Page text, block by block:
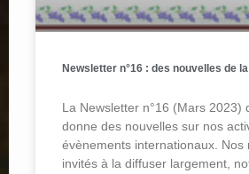
Newsletter n°16 : des nouvelles de la
La Newsletter n°16 (Mars 2023)
donne des nouvelles sur nos
évènements internationaux. Nos
invités à la diffuser largement,